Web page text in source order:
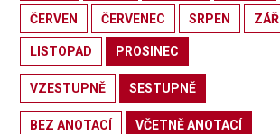
ČERVEN ČERVENEC SRPEN ZÁŘÍ
LISTOPAD PROSINEC
VZESTUPNĚ SESTUPNĚ
BEZ ANOTACÍ VČETNĚ ANOTACÍ